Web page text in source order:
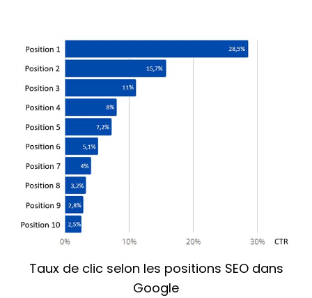
Taux de clic selon les positions SEO dans
Google